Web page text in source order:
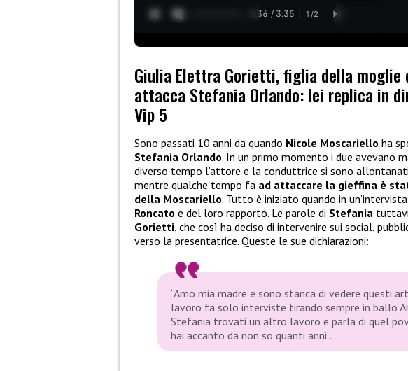
0:37 / 3:35 1 /2
Giulia Elettra Gorietti, figlia della moglie
attacca Stefania Orlando: lei replica in
Vip 5
Sono passati 10 anni da quando Nicole Moscariello ha
Stefania Orlando. In un primo momento i due avevano
diverso tempo l’attore e la conduttrice si sono
mentre qualche tempo fa ad attaccare la gieffina è
della Moscariello. Tutto è iniziato quando in
Roncato e del loro rapporto. Le parole di Stefania
Gorietti, che così ha deciso di intervenire sui social,
verso la presentatrice. Queste le sue dichiarazioni:
“Amo mia madre e sono stanca di vedere questi
lavoro fa solo interviste tirando sempre in ballo
Stefania trovati un altro lavoro e parla di quel
hai accanto da non so quanti anni”.